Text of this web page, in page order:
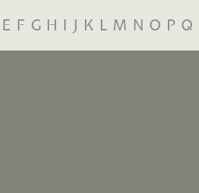
E F G H I J K L M N O P Q